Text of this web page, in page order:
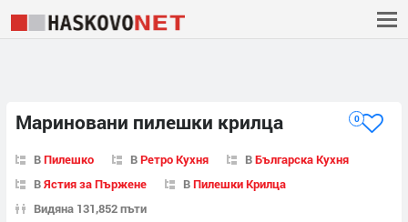
Мариновани пилешки крилца 0
ВПилешко ВРетро Кухня ВБългарска Кухня
ВЯстия за Пържене ВПилешки Крилца
Видяна 131,852 пъти